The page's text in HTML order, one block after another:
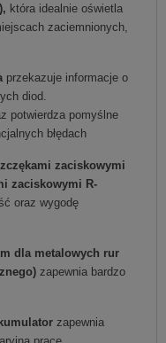
która idealnie oświetla
zaciemnionych,
przekazuje informacje o
diod.
potwierdza pomyślne
błędach
zaciskowymi
zaciskowymi R-
oraz wygodę
dla metalowych rur
zapewnia bardzo
zapewnia